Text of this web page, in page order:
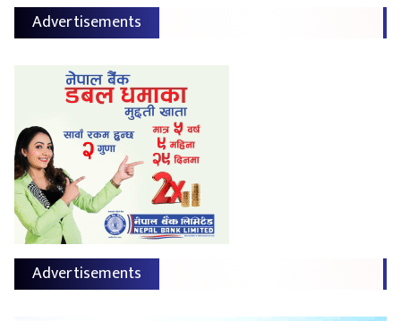
Advertisements
Advertisements